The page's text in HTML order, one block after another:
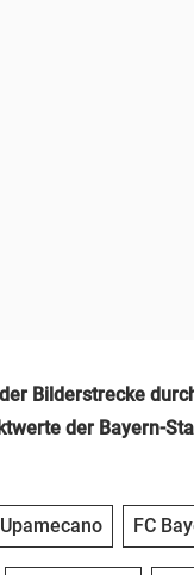
Bilderstrecke
der Bayern-
FC